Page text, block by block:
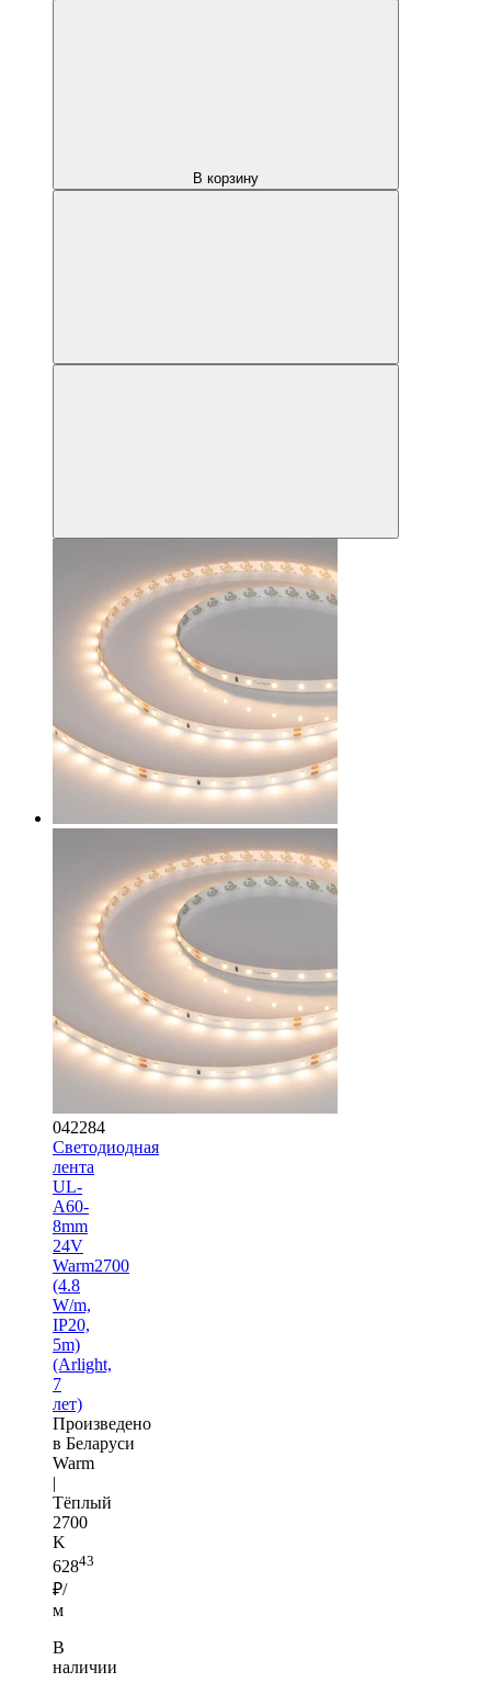
В корзину
042284
Светодиодная
лента
UL-
A60-
8mm
24V
Warm2700
(4.8
W/m,
IP20,
5m)
(Arlight,
7
лет)
Произведено
в Беларуси
Warm
|
Тёплый
2700
K
62843
₽/
м
В
наличии